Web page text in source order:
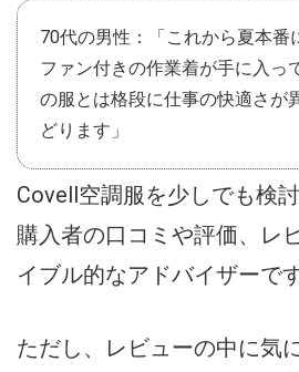
70代の男性：「これから夏本番
ファン付きの作業着が手に入っ
の服とは格段に仕事の快適さが
どります」
Covell空調服を少しでも検
購入者の口コミや評価、レ
イブル的なアドバイザーです
ただし、レビューの中に気